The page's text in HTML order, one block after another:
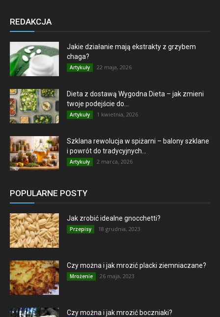
REDAKCJA
Jakie działanie mają ekstrakty z grzybem
chaga?
Artykuły 22 maja, 2026
Dieta z dostawą Wygodna Dieta – jak zmieni
twoje podejście do...
Artykuły 1 kwietnia, 2026
Szklana rewolucja w spiżarni – balony szklane
i powrót do tradycyjnych...
Artykuły 2 marca, 2026
POPULARNE POSTY
Jak zrobić idealne gnocchetti?
Przepisy 18 grudnia, 2023
Czy można i jak mrozić placki ziemniaczane?
Mrożenie 26 maja, 2023
Czy można i jak mrozić boczniaki?